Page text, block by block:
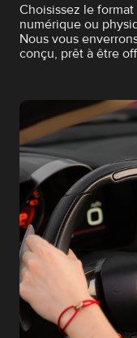
Choisissez le
numérique ou
Nous vous
conçu, prêt à être